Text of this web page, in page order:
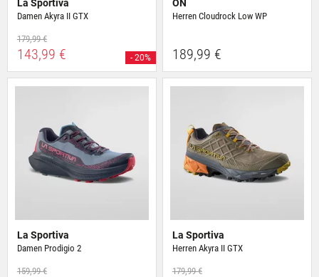
La Sportiva
Damen Akyra II GTX
179,99 €
143,99 € - 20%
ON
Herren Cloudrock Low WP
189,99 €
La Sportiva
Damen Prodigio 2
159,99 €
La Sportiva
Herren Akyra II GTX
179,99 €